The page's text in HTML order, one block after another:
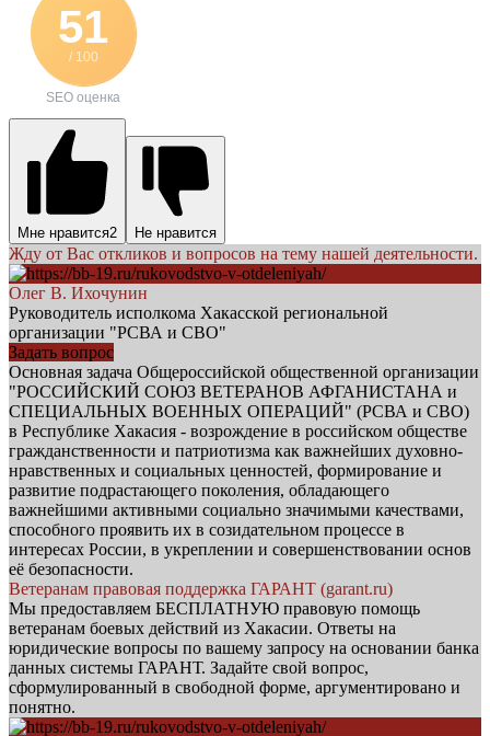
51
/ 100
SEO оценка
Мне нравится2 Не нравится
Жду от Вас откликов и вопросов на тему нашей деятельности.
Олег В. Ихочунин
Руководитель исполкома Хакасской региональной
организации "РСВА и СВО"
Задать вопрос
Основная задача Общероссийской общественной организации
"РОССИЙСКИЙ СОЮЗ ВЕТЕРАНОВ АФГАНИСТАНА и
СПЕЦИАЛЬНЫХ ВОЕННЫХ ОПЕРАЦИЙ" (РСВА и СВО)
в Республике Хакасия - возрождение в российском обществе
гражданственности и патриотизма как важнейших духовно-
нравственных и социальных ценностей, формирование и
развитие подрастающего поколения, обладающего
важнейшими активными социально значимыми качествами,
способного проявить их в созидательном процессе в
интересах России, в укреплении и совершенствовании основ
её безопасности.
Ветеранам правовая поддержка ГАРАНТ (garant.ru)
Мы предоставляем БЕСПЛАТНУЮ правовую помощь
ветеранам боевых действий из Хакасии. Ответы на
юридические вопросы по вашему запросу на основании банка
данных системы ГАРАНТ. Задайте свой вопрос,
сформулированный в свободной форме, аргументировано и
понятно.